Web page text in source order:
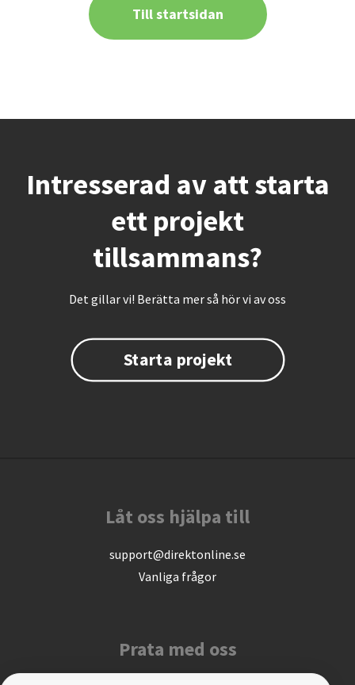
Till startsidan
Intresserad av att starta
ett projekt
tillsammans?
Det gillar vi! Berätta mer så hör vi av oss
Starta projekt
Låt oss hjälpa till
support@direktonline.se
Vanliga frågor
Prata med oss